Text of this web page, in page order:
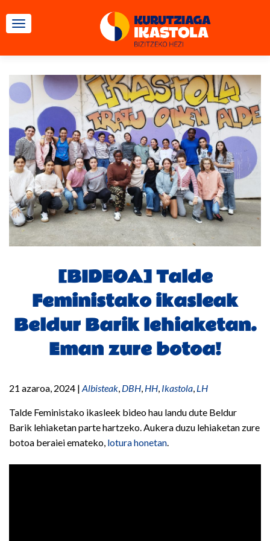
TOGGLE NAVIGATION
[BIDEOA] Talde
Feministako ikasleak
Beldur Barik lehiaketan.
Eman zure botoa!
21 azaroa, 2024 | Albisteak, DBH, HH, Ikastola, LH
Talde Feministako ikasleek bideo hau landu dute Beldur
Barik lehiaketan parte hartzeko. Aukera duzu lehiaketan zure
botoa beraiei emateko, lotura honetan.